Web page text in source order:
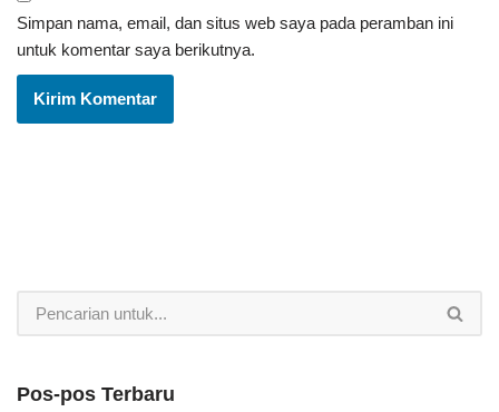
Simpan nama, email, dan situs web saya pada peramban ini
untuk komentar saya berikutnya.
Pos-pos Terbaru